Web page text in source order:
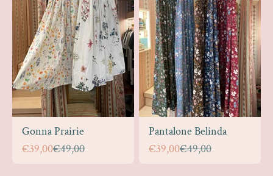
Gonna Prairie
Prezzo scontato
€39,00Prezzo
€49,00
Pantalone Belinda
Prezzo scontato
€39,00Prezzo
€49,00